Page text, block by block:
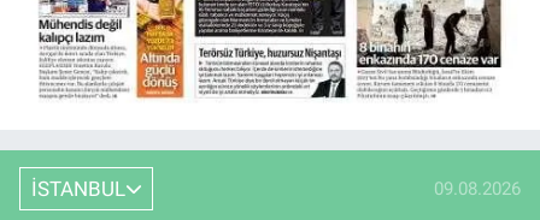
İSTANBUL 09.08.2026